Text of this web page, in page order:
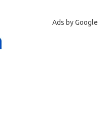
Ads by Google